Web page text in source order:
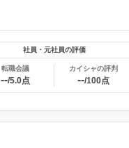
社員・元社員の評価
転職会議
--/5.0点
カイシャの評判
--/100点